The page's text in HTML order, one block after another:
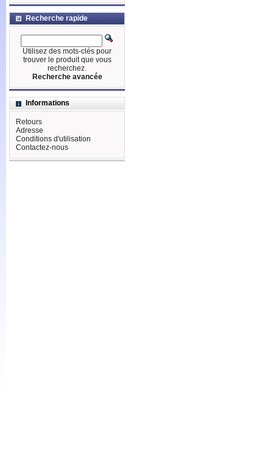
Recherche rapide
Utilisez des mots-clés pour
trouver le produit que vous
recherchez.
Recherche avancée
Informations
Retours
Adresse
Conditions d'utilisation
Contactez-nous